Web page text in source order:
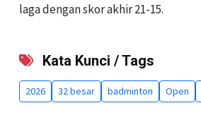
laga dengan skor akhir 21-15.
Kata Kunci / Tags
2026 32 besar badminton Open